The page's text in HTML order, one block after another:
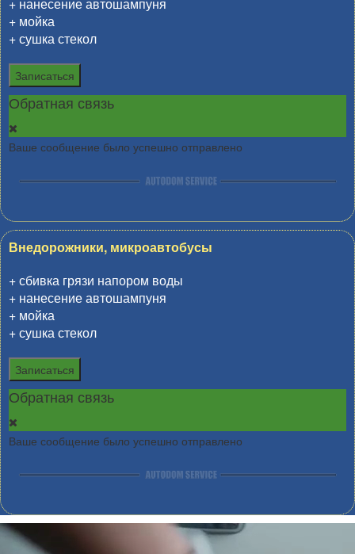
+ нанесение автошампуня
+ мойка
+ сушка стекол
Записаться
Обратная связь
Ваше сообщение было успешно отправлено
Внедорожники, микроавтобусы
+ сбивка грязи напором воды
+ нанесение автошампуня
+ мойка
+ сушка стекол
Записаться
Обратная связь
Ваше сообщение было успешно отправлено